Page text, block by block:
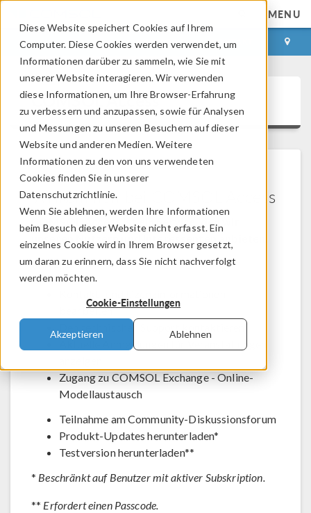
Diese Website speichert Cookies auf Ihrem
Computer. Diese Cookies werden verwendet, um
Informationen darüber zu sammeln, wie Sie mit
unserer Website interagieren. Wir verwenden
diese Informationen, um Ihre Browser-Erfahrung
zu verbessern und anzupassen, sowie für Analysen
und Messungen zu unseren Besuchern auf dieser
Website und anderen Medien. Weitere
Informationen zu den von uns verwendeten
Cookies finden Sie in unserer
Datenschutzrichtlinie.
Wenn Sie ablehnen, werden Ihre Informationen
beim Besuch dieser Website nicht erfasst. Ein
einzelnes Cookie wird in Ihrem Browser gesetzt,
um daran zu erinnern, dass Sie nicht nachverfolgt
werden möchten.
Cookie-Einstellungen
Akzeptieren Ablehnen
MENU
ANMELDEN KONTAKT
COMSOL Access
Willkommen bei COMSOL Access
COMSOL Access ist ein Service, den wir
unseren Nutzern und Interessenten anbieten.
Vorteile:
bearbeiten
Den technischen Support kontaktieren
Aktuelle Anmeldungen für Veranstaltungen
Zugang zu COMSOL Exchange - Online-
Modellaustausch
Teilnahme am Community-Diskussionsforum
Produkt-Updates herunterladen*
Testversion herunterladen**
* Beschränkt auf Benutzer mit aktiver Subskription.
** Erfordert einen Passcode.